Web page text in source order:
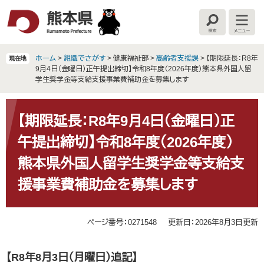
へ
検
索
メ
ニ
ー
現在地 ホーム > 組織でさがす > 健康福祉部 > 高齢者支援課 > 【期限延長：R8年
9月4日（金曜日）正午提出締切】令和8年度（2026年度）熊本県外国人留
学生奨学金等支給支援事業費補助金を募集します
文
【期限延長：R8年9月4日（金曜日）正
午提出締切】令和8年度（2026年度）
熊本県外国人留学生奨学金等支給支
援事業費補助金を募集します
ページ番号：0271548 更新日：2026年8月3日更新
【R8年8月3 日（月曜日）追記】